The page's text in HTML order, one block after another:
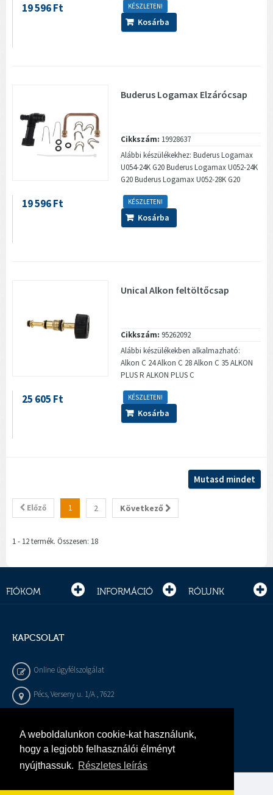
A weboldalunkon cookie-kat használunk,
hogy a legjobb felhasználói élményt
nyújthassuk. Részletes leírás
KÉSZLETEN!
19 596 Ft
Kosárba
Buderus Logamax Elzárócsap
Cikkszám: 19928637
Alábbi készülékekhez: Buderus Logamax
U054-24K G20 Buderus Logamax U052-24K
G20 Buderus Logamax U052-28K G20
KÉSZLETEN!
19 596 Ft
Kosárba
Unical Alkon feltöltőcsap
Cikkszám: 95262092
Alábbi készülékekben alkalmazható:
Alkon C 24 Alkon C 28 Alkon C 35 ALKON
PLUS R ALKON PLUS C
KÉSZLETEN!
25 605 Ft
Kosárba
Mutasd mindet
Előző 1 2 Következő
1 - 12 termék. Összesen: 18
FIÓKOM INFORMÁCIÓ RÓLUNK
KAPCSOLAT
Online ügyfélszolgálat
Pécs, Verseny u. 1/A , 7622
info@gepeszbolt.hu
Árukereső, a hiteles vásárlási kalauz